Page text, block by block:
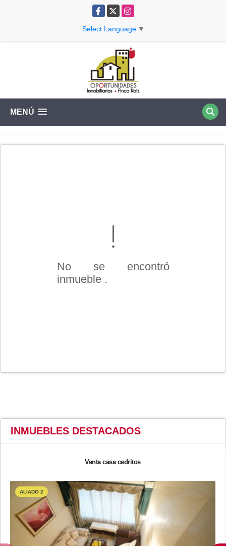
Facebook
X Instagram
Select Language ▼
MENÚ
No se encontró
inmueble .
INMUEBLES DESTACADOS
Venta casa cedritos
ALIADO 2